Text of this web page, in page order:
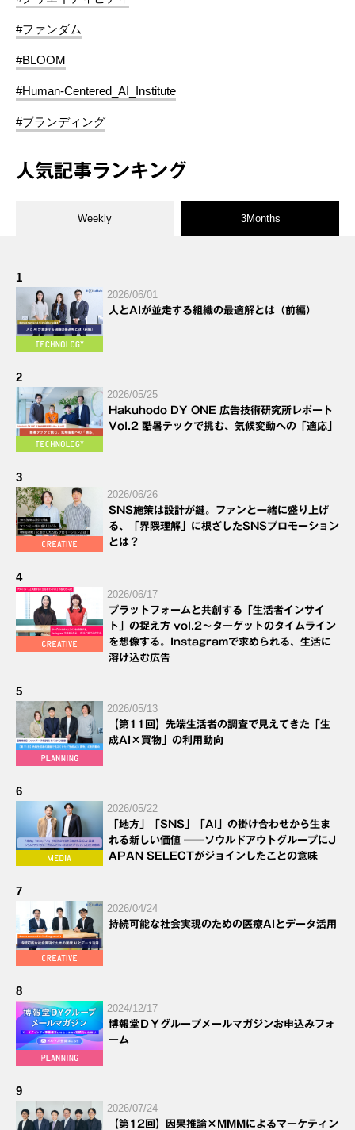
#ファンダム
#BLOOM
#Human-Centered_AI_Institute
#ブランディング
人気記事ランキング
Weekly 3Months
1
2026/06/01
人とAIが並走する組織の最適解とは（前編）
2
2026/05/25
Hakuhodo DY ONE 広告技術研究所レポート
Vol.2 酷暑テックで挑む、気候変動への「適応」
3
2026/06/26
SNS施策は設計が鍵。ファンと一緒に盛り上げ
る、「界隈理解」に根ざしたSNSプロモーション
とは？
4
2026/06/17
プラットフォームと共創する「生活者インサイ
ト」の捉え方 vol.2～ターゲットのタイムライン
を想像する。Instagramで求められる、生活に
溶け込む広告
5
2026/05/13
【第11回】先端生活者の調査で見えてきた「生
成AI×買物」の利用動向
6
2026/05/22
「地方」「SNS」「AI」の掛け合わせから生ま
れる新しい価値 ──ソウルドアウトグループにJ
APAN SELECTがジョインしたことの意味
7
2026/04/24
持続可能な社会実現のための医療AIとデータ活用
8
2024/12/17
博報堂ＤＹグループメールマガジンお申込みフォ
ーム
9
2026/07/24
【第12回】因果推論×MMMによるマーケティン